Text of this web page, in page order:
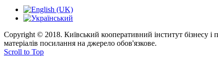
Copyright © 2018. Київський кооперативний інститут бізнесу
матеріалів посилання на джерело обов'язкове.
Scroll to Top